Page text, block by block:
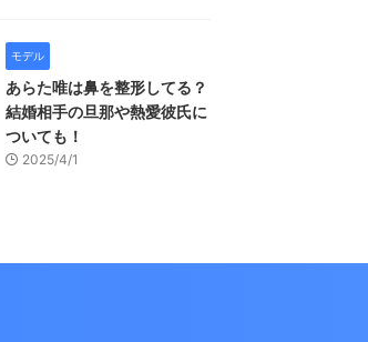
モデル
あらた唯は鼻を整形してる？
結婚相手の旦那や熱愛彼氏に
ついても！
2025/4/1